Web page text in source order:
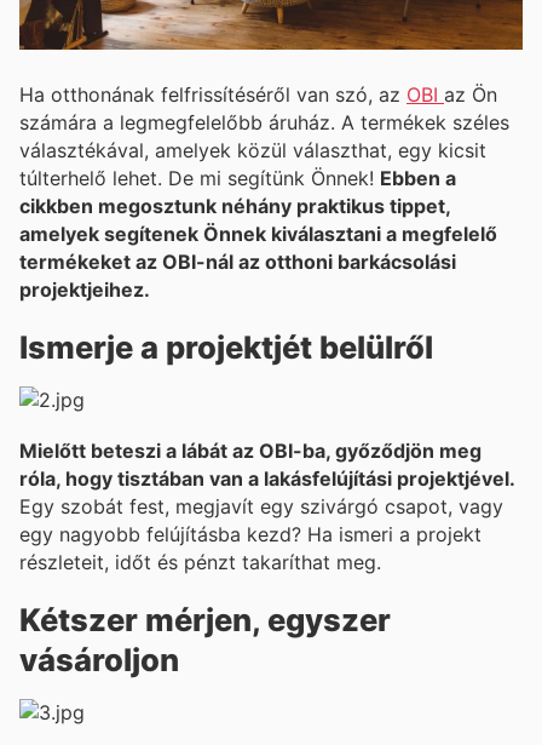
Ha otthonának felfrissítéséről van szó, az OBI az Ön
számára a legmegfelelőbb áruház. A termékek széles
választékával, amelyek közül választhat, egy kicsit
túlterhelő lehet. De mi segítünk Önnek! Ebben a
cikkben megosztunk néhány praktikus tippet,
amelyek segítenek Önnek kiválasztani a megfelelő
termékeket az OBI-nál az otthoni barkácsolási
projektjeihez.
Ismerje a projektjét belülről
Mielőtt beteszi a lábát az OBI-ba, győződjön meg
róla, hogy tisztában van a lakásfelújítási projektjével.
Egy szobát fest, megjavít egy szivárgó csapot, vagy
egy nagyobb felújításba kezd? Ha ismeri a projekt
részleteit, időt és pénzt takaríthat meg.
Kétszer mérjen, egyszer
vásároljon